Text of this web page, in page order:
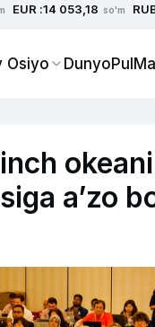
EUR :14 053,18 so'm
Osiyo DunyoPul
a’zo